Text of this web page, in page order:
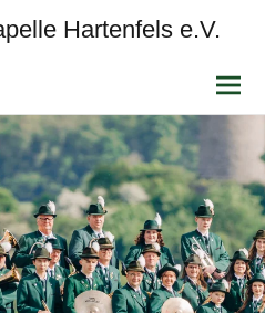
Hartenfels e.V.
Inhalt